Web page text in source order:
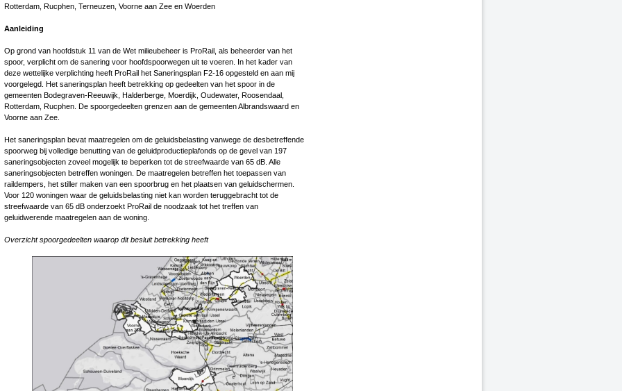
Rotterdam, Rucphen, Terneuzen, Voorne aan Zee en Woerden
Aanleiding
Op grond van hoofdstuk 11 van de Wet milieubeheer is ProRail, als beheerder van het
spoor, verplicht om de sanering voor hoofdspoorwegen uit te voeren. In het kader van
deze wettelijke verplichting heeft ProRail het Saneringsplan F2-16 opgesteld en aan mij
voorgelegd. Het saneringsplan heeft betrekking op gedeelten van het spoor in de
gemeenten Bodegraven-Reeuwijk, Halderberge, Moerdijk, Oudewater, Roosendaal,
Rotterdam, Rucphen. De spoorgedeelten grenzen aan de gemeenten Albrandswaard en
Voorne aan Zee.
Het saneringsplan bevat maatregelen om de geluidsbelasting vanwege de desbetreffende
spoorweg bij volledige benutting van de geluidproductieplafonds op de gevel van 197
saneringsobjecten zoveel mogelijk te beperken tot de streefwaarde van 65 dB. Alle
saneringsobjecten betreffen woningen. De maatregelen betreffen het toepassen van
raildempers, het stiller maken van een spoorbrug en het plaatsen van geluidschermen.
Voor 120 woningen waar de geluidsbelasting niet kan worden teruggebracht tot de
streefwaarde van 65 dB onderzoekt ProRail de noodzaak tot het treffen van
geluidwerende maatregelen aan de woning.
Overzicht spoorgedeelten waarop dit besluit betrekking heeft